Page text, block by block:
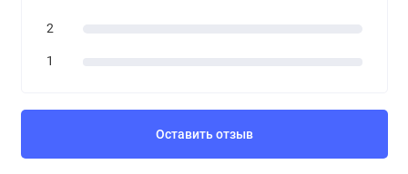
2
1
Оставить отзыв